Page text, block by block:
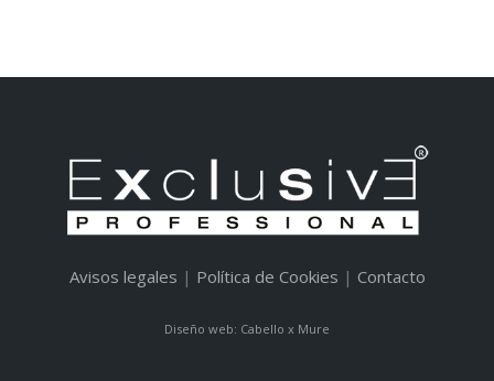
Avisos legales | Política de Cookies | Contacto
Diseño web: Cabello x Mure